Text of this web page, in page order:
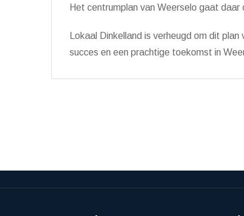
Het centrumplan van Weerselo gaat daar
Lokaal Dinkelland is verheugd om dit
succes en een prachtige toekomst in